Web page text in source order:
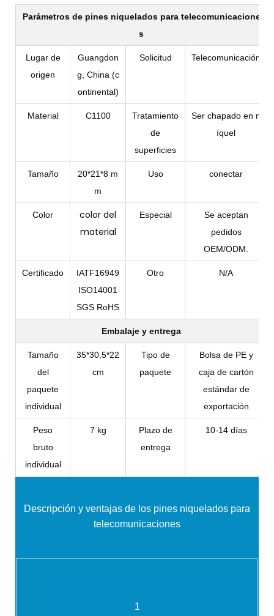
Parámetros de pines niquelados para telecomunicacione
s
Lugar de
origen
Guangdon
g, China (c
ontinental)
Solicitud Telecomunicación
Material C1100
Tratamiento
de
superficies
Ser chapado en n
íquel
Tamaño
20*21*8 m
m
Uso conectar
Color
color del
material
Especial
Se aceptan
pedidos
OEM/ODM.
Certificado
IATF16949
ISO14001
SGS RoHS
Otro N/A
Embalaje y entrega
Tamaño
del
paquete
individual
35*30,5*22
cm
Tipo de
paquete
Bolsa de PE y
caja de cartón
estándar de
exportación
Peso
bruto
individual
7 kg
Plazo de
entrega
10-14 días
Descripción y ventajas de los pines niquelados para
telecomunicaciones
1